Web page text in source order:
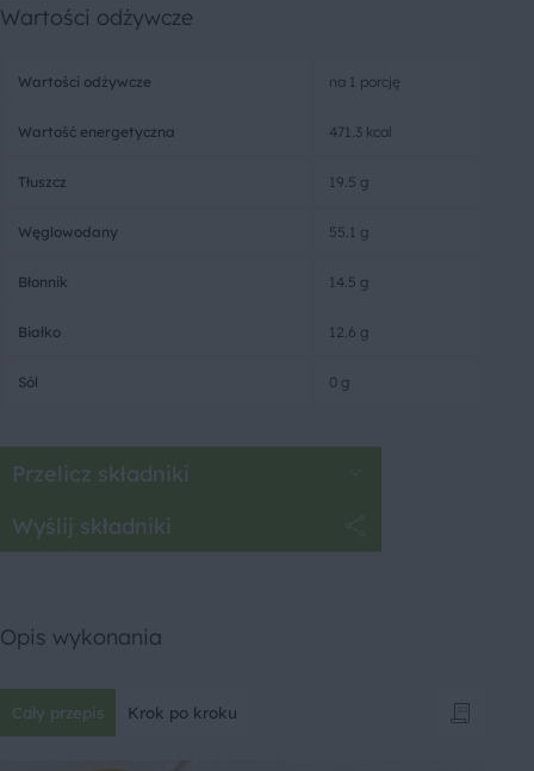
Wartości odżywcze
Wartości odżywcze na 1 porcję
Wartość energetyczna 471.3 kcal
Tłuszcz 19.5 g
Węglowodany 55.1 g
Błonnik 14.5 g
Białko 12.6 g
Sól 0 g
Przelicz składniki
Wyślij składniki
Opis wykonania
Cały przepis Krok po kroku